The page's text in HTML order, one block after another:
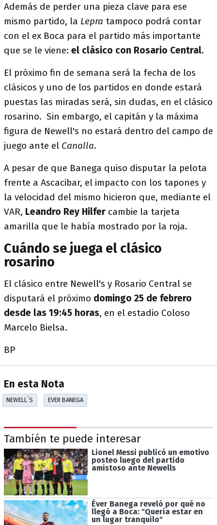
Además de perder una pieza clave para ese
mismo partido, la Lepra tampoco podrá contar
con el ex Boca para el partido más importante
que se le viene: el clásico con Rosario Central.
El próximo fin de semana será la fecha de los
clásicos y uno de los partidos en donde estará
puestas las miradas será, sin dudas, en el clásico
rosarino. Sin embargo, el capitán y la máxima
figura de Newell's no estará dentro del campo de
juego ante el Canalla.
A pesar de que Banega quiso disputar la pelota
frente a Ascacibar, el impacto con los tapones y
la velocidad del mismo hicieron que, mediante el
VAR, Leandro Rey Hilfer cambie la tarjeta
amarilla que le había mostrado por la roja.
Cuándo se juega el clásico
rosarino
El clásico entre Newell's y Rosario Central se
disputará el próximo domingo 25 de febrero
desde las 19:45 horas, en el estadio Coloso
Marcelo Bielsa.
BP
En esta Nota
NEWELL´S EVER BANEGA
También te puede interesar
Lionel Messi publicó un emotivo
posteo luego del partido
amistoso ante Newells
Éver Banega reveló por qué no
llegó a Boca: "Quería estar en
un lugar tranquilo"